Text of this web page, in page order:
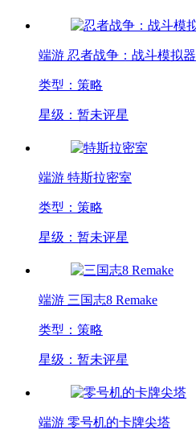
端游 忍者战争：战斗模拟器
类型：策略
星级：暂未评星
端游 特斯拉密室
类型：策略
星级：暂未评星
端游 三国志8 Remake
类型：策略
星级：暂未评星
端游 零号机的卡牌尖塔